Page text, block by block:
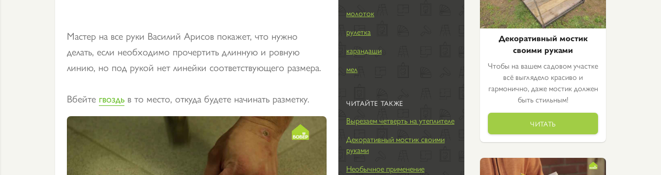
Мастер на все руки Василий Арисов покажет, что нужно
делать, если необходимо прочертить длинную и ровную
линию, но под рукой нет линейки соответствующего размера.
Вбейте гвоздь в то место, откуда будете начинать разметку.
молоток
рулетка
карандаши
мел
ЧИТАЙТЕ ТАКЖЕ
Вырезаем четверть на утеплителе
Декоративный мостик своими
руками
Необычное применение
Декоративный мостик
своими руками
Чтобы на вашем садовом участке
всё выглядело красиво и
гармонично, даже мостик должен
быть стильным!
ЧИТАТЬ